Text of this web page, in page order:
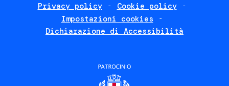
Privacy policy
Cookie policy
Impostazioni cookies
Dichiarazione di Accessibilità